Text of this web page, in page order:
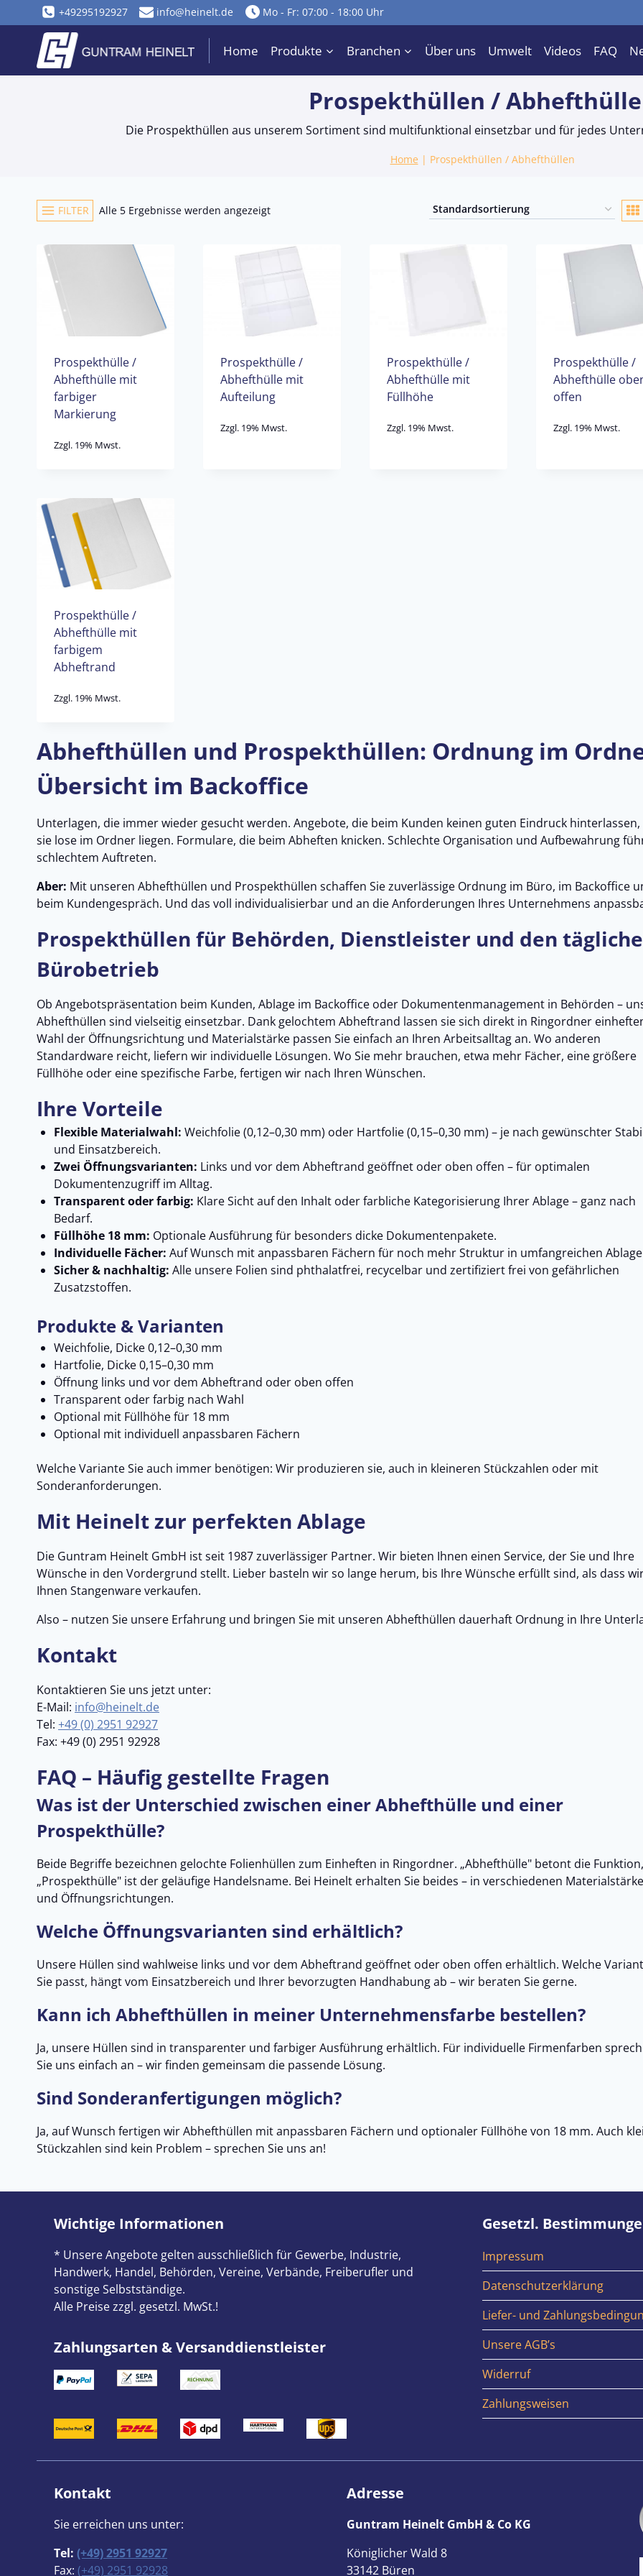
Inhalt
springen
+49295192927 info@heinelt.de Mo - Fr: 07:00 - 18:00 Uhr
Home Produkte Branchen Über uns Umwelt Videos FAQ
Prospekthüllen /
Die Prospekthüllen aus unserem Sortiment sind multifunktional einsetzbar und für jedes
Home | Prospekthüllen / Abhefthüllen
FILTER Alle 5 Ergebnisse werden angezeigt
Prospekthülle /
Abhefthülle mit
farbiger
Markierung
Zzgl. 19% Mwst.
Prospekthülle /
Abhefthülle mit
Aufteilung
Zzgl. 19% Mwst.
Prospekthülle /
Abhefthülle mit
Füllhöhe
Zzgl. 19% Mwst.
Prospekthülle /
Abhefthülle
offen
Zzgl. 19% Mwst.
Prospekthülle /
Abhefthülle mit
farbigem
Abheftrand
Zzgl. 19% Mwst.
Abhefthüllen und Prospekthüllen: Ordnung im
Übersicht im Backoffice
Unterlagen, die immer wieder gesucht werden. Angebote, die beim Kunden keinen guten Eindruck hinterlassen,
sie lose im Ordner liegen. Formulare, die beim Abheften knicken. Schlechte Organisation und Aufbewahrung
schlechtem Auftreten.
Aber: Mit unseren Abhefthüllen und Prospekthüllen schaffen Sie zuverlässige Ordnung im Büro, im Backoffice
beim Kundengespräch. Und das voll individualisierbar und an die Anforderungen Ihres Unternehmens
Prospekthüllen für Behörden, Dienstleister und den
Bürobetrieb
Ob Angebotspräsentation beim Kunden, Ablage im Backoffice oder Dokumentenmanagement in Behörden –
Abhefthüllen sind vielseitig einsetzbar. Dank gelochtem Abheftrand lassen sie sich direkt in Ringordner
Wahl der Öffnungsrichtung und Materialstärke passen Sie einfach an Ihren Arbeitsalltag an. Wo anderen
Standardware reicht, liefern wir individuelle Lösungen. Wo Sie mehr brauchen, etwa mehr Fächer, eine größere
Füllhöhe oder eine spezifische Farbe, fertigen wir nach Ihren Wünschen.
Ihre Vorteile
Flexible Materialwahl: Weichfolie (0,12–0,30 mm) oder Hartfolie (0,15–0,30 mm) – je nach gewünschter
und Einsatzbereich.
Zwei Öffnungsvarianten: Links und vor dem Abheftrand geöffnet oder oben offen – für optimalen
Dokumentenzugriff im Alltag.
Transparent oder farbig: Klare Sicht auf den Inhalt oder farbliche Kategorisierung Ihrer Ablage – ganz nach
Bedarf.
Füllhöhe 18 mm: Optionale Ausführung für besonders dicke Dokumentenpakete.
Individuelle Fächer: Auf Wunsch mit anpassbaren Fächern für noch mehr Struktur in umfangreichen
Sicher & nachhaltig: Alle unsere Folien sind phthalatfrei, recycelbar und zertifiziert frei von gefährlichen
Zusatzstoffen.
Produkte & Varianten
Weichfolie, Dicke 0,12–0,30 mm
Hartfolie, Dicke 0,15–0,30 mm
Öffnung links und vor dem Abheftrand oder oben offen
Transparent oder farbig nach Wahl
Optional mit Füllhöhe für 18 mm
Optional mit individuell anpassbaren Fächern
Welche Variante Sie auch immer benötigen: Wir produzieren sie, auch in kleineren Stückzahlen oder mit
Sonderanforderungen.
Mit Heinelt zur perfekten Ablage
Die Guntram Heinelt GmbH ist seit 1987 zuverlässiger Partner. Wir bieten Ihnen einen Service, der Sie und Ihre
Wünsche in den Vordergrund stellt. Lieber basteln wir so lange herum, bis Ihre Wünsche erfüllt sind, als dass
Ihnen Stangenware verkaufen.
Also – nutzen Sie unsere Erfahrung und bringen Sie mit unseren Abhefthüllen dauerhaft Ordnung in Ihre
Kontakt
Kontaktieren Sie uns jetzt unter:
E-Mail: info@heinelt.de
Tel: +49 (0) 2951 92927
Fax: +49 (0) 2951 92928
FAQ – Häufig gestellte Fragen
Was ist der Unterschied zwischen einer Abhefthülle und einer
Prospekthülle?
Beide Begriffe bezeichnen gelochte Folienhüllen zum Einheften in Ringordner. „Abhefthülle" betont die Funktion,
„Prospekthülle" ist der geläufige Handelsname. Bei Heinelt erhalten Sie beides – in verschiedenen
und Öffnungsrichtungen.
Welche Öffnungsvarianten sind erhältlich?
Unsere Hüllen sind wahlweise links und vor dem Abheftrand geöffnet oder oben offen erhältlich. Welche
Sie passt, hängt vom Einsatzbereich und Ihrer bevorzugten Handhabung ab – wir beraten Sie gerne.
Kann ich Abhefthüllen in meiner Unternehmensfarbe bestellen?
Ja, unsere Hüllen sind in transparenter und farbiger Ausführung erhältlich. Für individuelle Firmenfarben
Sie uns einfach an – wir finden gemeinsam die passende Lösung.
Sind Sonderanfertigungen möglich?
Ja, auf Wunsch fertigen wir Abhefthüllen mit anpassbaren Fächern und optionaler Füllhöhe von 18 mm. Auch
Stückzahlen sind kein Problem – sprechen Sie uns an!
Wichtige Informationen
* Unsere Angebote gelten ausschließlich für Gewerbe, Industrie,
Handwerk, Handel, Behörden, Vereine, Verbände, Freiberufler und
sonstige Selbstständige.
Alle Preise zzgl. gesetzl. MwSt.!
Zahlungsarten & Versanddienstleister
Gesetzl.
Impressum
Datenschutzerklärung
Liefer- und
Unsere AGB’s
Widerruf
Zahlungsweisen
Kontakt
Sie erreichen uns unter:
Tel: (+49) 2951 92927
Fax: (+49) 2951 92928
Adresse
Guntram Heinelt GmbH & Co KG
Königlicher Wald 8
33142 Büren